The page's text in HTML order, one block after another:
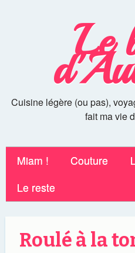
Le
Cuisine légère (ou pas),
fait ma vie
Miam ! Couture
Le reste
Roulé à la